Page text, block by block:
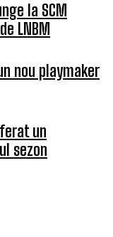
la SCM
LNBM
nou playmaker
un
sezon